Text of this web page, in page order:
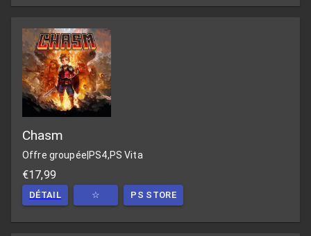
Chasm
Offre groupée PS4,PS Vita
€17,99
DÉTAIL ☆ PS STORE